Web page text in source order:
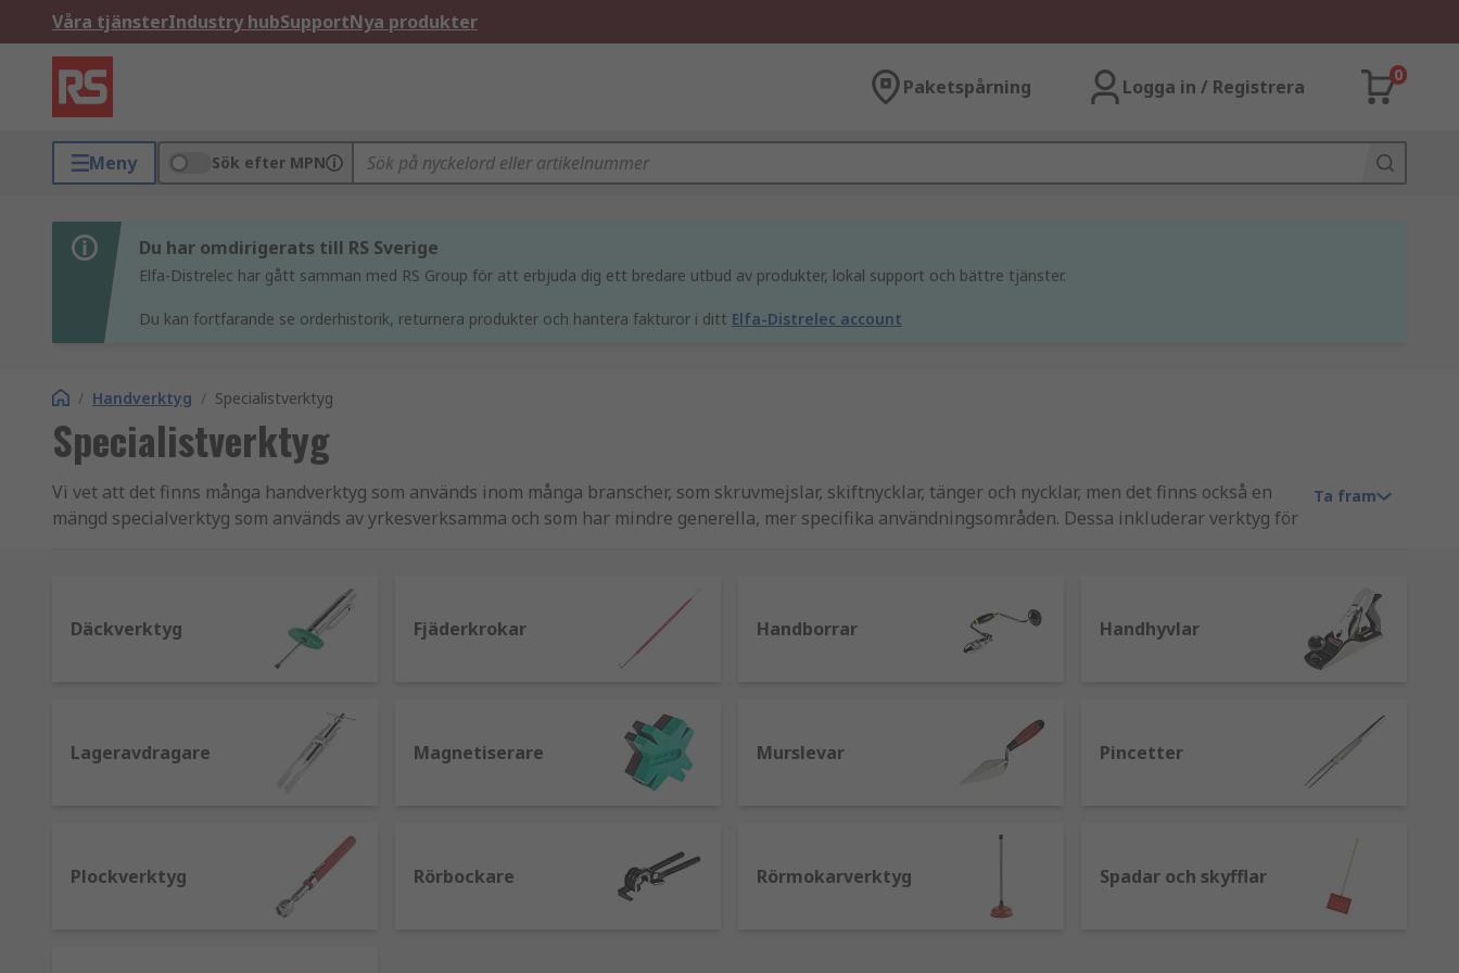
Våra tjänsterIndustry hubSupportNya produkter
Paketspårning Logga in / Registrera
0
Meny Sök efter MPN
Du har omdirigerats till RS Sverige
Elfa-Distrelec har gått samman med RS Group för att erbjuda dig ett bredare utbud av produkter, lokal support och bättre tjänster.
Du kan fortfarande se orderhistorik, returnera produkter och hantera fakturor i ditt Elfa-Distrelec account
/ Handverktyg / Specialistverktyg
Specialistverktyg
Vi vet att det finns många handverktyg som används inom många branscher, som skruvmejslar, skiftnycklar, tänger och nycklar, men det finns också en
mängd specialverktyg som används av yrkesverksamma och som har mindre generella, mer specifika användningsområden. Dessa inkluderar verktyg för
Hos RS har vi ett stort utbud av specialverktyg för att möta dina behov från ledande varumärken inom olika branscher, såsom Bacho, Facom, Weller och
från vårt eget varumärke RS PRO.
Vilka typer av specialverktyg finns tillgängliga?
Används för att böja rör till en viss vinkel för att placera dem runt hörn eller i svåra utrymmen, rörbockare gör det enkelt och exakt. Tillgängliga för ett
antal rördiametrar för att säkerställa en jämn och ren böjning och för att förhindra att röret skadas på något sätt.
Skyfflar och spadar hjälper till att enkelt förflytta lösa material och aggregat. Oavsett om du flyttar material från en plats till en annan, gräver diken
Ta fram
Däckverktyg Fjäderkrokar Handborrar Handhyvlar
Lageravdragare Magnetiserare Murslevar Pincetter
Plockverktyg Rörbockare Rörmokarverktyg Spadar och skyfflar